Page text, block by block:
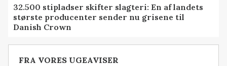
32.500 stipladser skifter slagteri: En af landets
største producenter sender nu grisene til
Danish Crown
FRA VORES UGEAVISER